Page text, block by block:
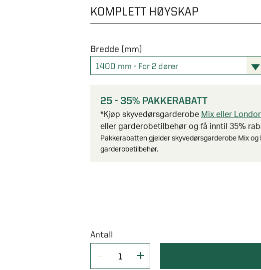
KOMPLETT HØYSKAP
Bredde (mm)
1400 mm - For 2 dører
25 - 35% PAKKERABATT
*Kjøp skyvedørsgarderobe Mix eller
eller garderobetilbehør og få inntil 35%
Pakkerabatten gjelder skyvedørsgarderobe Mix
garderobetilbehør.
Antall